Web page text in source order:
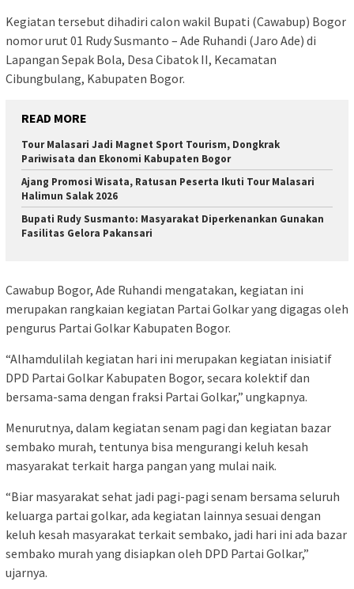
Kegiatan tersebut dihadiri calon wakil Bupati (Cawabup) Bogor
nomor urut 01 Rudy Susmanto – Ade Ruhandi (Jaro Ade) di
Lapangan Sepak Bola, Desa Cibatok II, Kecamatan
Cibungbulang, Kabupaten Bogor.
READ MORE
Tour Malasari Jadi Magnet Sport Tourism, Dongkrak
Pariwisata dan Ekonomi Kabupaten Bogor
Ajang Promosi Wisata, Ratusan Peserta Ikuti Tour Malasari
Halimun Salak 2026
Bupati Rudy Susmanto: Masyarakat Diperkenankan Gunakan
Fasilitas Gelora Pakansari
Cawabup Bogor, Ade Ruhandi mengatakan, kegiatan ini
merupakan rangkaian kegiatan Partai Golkar yang digagas oleh
pengurus Partai Golkar Kabupaten Bogor.
“Alhamdulilah kegiatan hari ini merupakan kegiatan inisiatif
DPD Partai Golkar Kabupaten Bogor, secara kolektif dan
bersama-sama dengan fraksi Partai Golkar,” ungkapnya.
Menurutnya, dalam kegiatan senam pagi dan kegiatan bazar
sembako murah, tentunya bisa mengurangi keluh kesah
masyarakat terkait harga pangan yang mulai naik.
“Biar masyarakat sehat jadi pagi-pagi senam bersama seluruh
keluarga partai golkar, ada kegiatan lainnya sesuai dengan
keluh kesah masyarakat terkait sembako, jadi hari ini ada bazar
sembako murah yang disiapkan oleh DPD Partai Golkar,”
ujarnya.